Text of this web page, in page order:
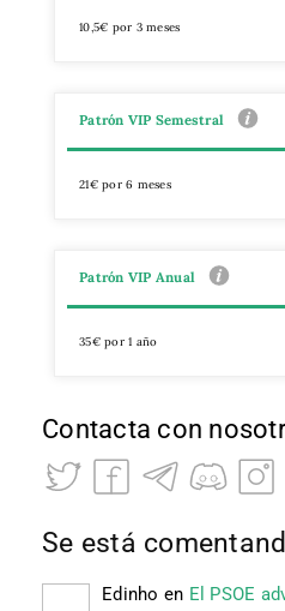
10,5€ por 3 meses
Patrón VIP Semestral
21€ por 6 meses
Patrón VIP Anual
35€ por 1 año
Contacta con
Se está
Edinho en El PSOE